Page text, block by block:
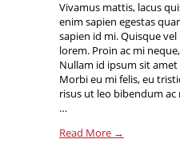
Vivamus mattis, lacus
enim sapien egestas
sapien id mi. Quisque
lorem. Proin ac mi
Nullam id ipsum sit
Morbi eu mi felis, eu
risus ut leo bibendum
…
Read More →